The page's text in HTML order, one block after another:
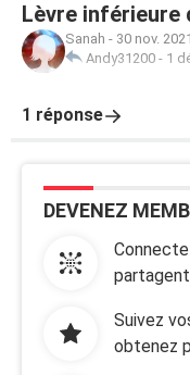
Lèvre inférieure
Sanah - 30 nov.
Andy31200 - 1
1 réponse
DEVENEZ
Suivez
obtenez